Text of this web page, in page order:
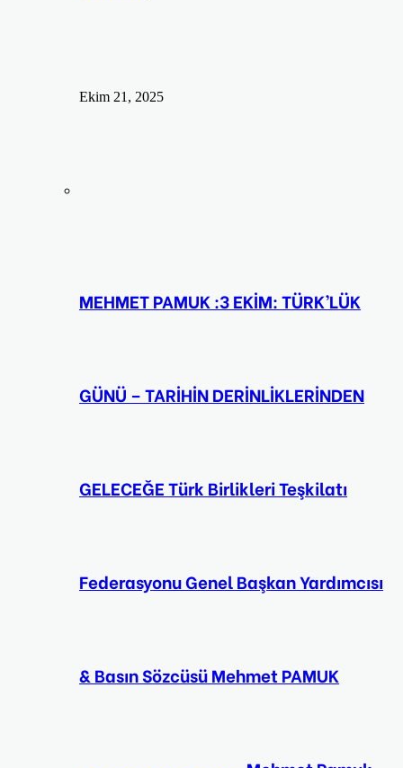
Ekim 21, 2025
MEHMET PAMUK :3 EKİM: TÜRK’LÜK
GÜNÜ – TARİHİN DERİNLİKLERİNDEN
GELECEĞE Türk Birlikleri Teşkilatı
Federasyonu Genel Başkan Yardımcısı
& Basın Sözcüsü Mehmet PAMUK